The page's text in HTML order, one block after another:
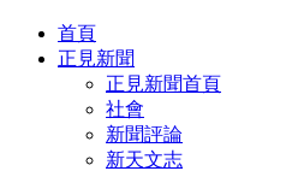
首頁
正見新聞
正見新聞首頁
社會
新聞評論
新天文志